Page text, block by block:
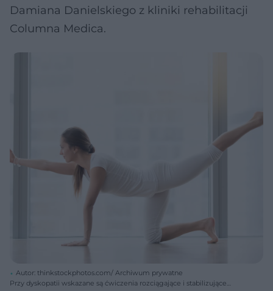
Damiana Danielskiego z kliniki rehabilitacji
Columna Medica.
Autor: thinkstockphotos.com/ Archiwum prywatne
Przy dyskopatii wskazane są ćwiczenia rozciągające i stabilizujące